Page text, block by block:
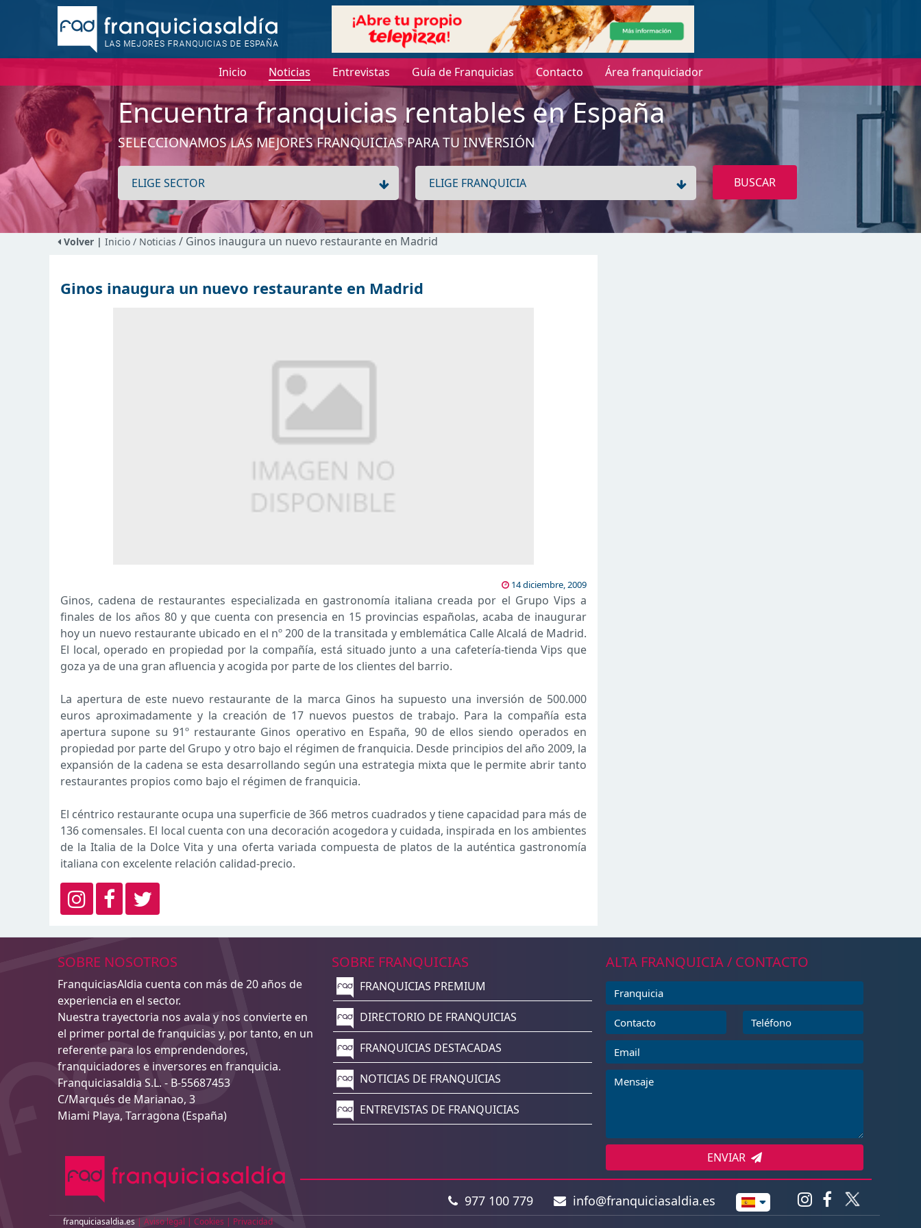
Inicio Noticias Entrevistas Guía de Franquicias Contacto Área franquiciador
Encuentra franquicias rentables en España
SELECCIONAMOS LAS MEJORES FRANQUICIAS PARA TU INVERSIÓN
BUSCAR
Volver | Inicio / Noticias / Ginos inaugura un nuevo restaurante en Madrid
Ginos inaugura un nuevo restaurante en Madrid
14 diciembre, 2009
Ginos, cadena de restaurantes especializada en gastronomía italiana creada por el Grupo Vips a
finales de los años 80 y que cuenta con presencia en 15 provincias españolas, acaba de inaugurar
hoy un nuevo restaurante ubicado en el nº 200 de la transitada y emblemática Calle Alcalá de Madrid.
El local, operado en propiedad por la compañía, está situado junto a una cafetería-tienda Vips que
goza ya de una gran afluencia y acogida por parte de los clientes del barrio.
La apertura de este nuevo restaurante de la marca Ginos ha supuesto una inversión de 500.000
euros aproximadamente y la creación de 17 nuevos puestos de trabajo. Para la compañía esta
apertura supone su 91º restaurante Ginos operativo en España, 90 de ellos siendo operados en
propiedad por parte del Grupo y otro bajo el régimen de franquicia. Desde principios del año 2009, la
expansión de la cadena se esta desarrollando según una estrategia mixta que le permite abrir tanto
restaurantes propios como bajo el régimen de franquicia.
El céntrico restaurante ocupa una superficie de 366 metros cuadrados y tiene capacidad para más de
136 comensales. El local cuenta con una decoración acogedora y cuidada, inspirada en los ambientes
de la Italia de la Dolce Vita y una oferta variada compuesta de platos de la auténtica gastronomía
italiana con excelente relación calidad-precio.
SOBRE NOSOTROS
FranquiciasAldia cuenta con más de 20 años de
experiencia en el sector.
Nuestra trayectoria nos avala y nos convierte en
el primer portal de franquicias y, por tanto, en un
referente para los emprendendores,
franquiciadores e inversores en franquicia.
Franquiciasaldia S.L. - B-55687453
C/Marqués de Marianao, 3
Miami Playa, Tarragona (España)
SOBRE FRANQUICIAS
FRANQUICIAS PREMIUM
DIRECTORIO DE FRANQUICIAS
FRANQUICIAS DESTACADAS
NOTICIAS DE FRANQUICIAS
ENTREVISTAS DE FRANQUICIAS
ALTA FRANQUICIA / CONTACTO
ENVIAR
977 100 779 info@franquiciasaldia.es
franquiciasaldia.es | Aviso legal | Cookies | Privacidad